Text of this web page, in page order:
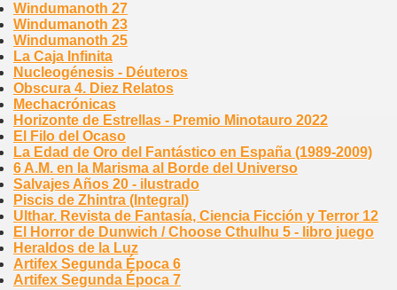
Windumanoth 27
Windumanoth 23
Windumanoth 25
La Caja Infinita
Nucleogénesis - Déuteros
Obscura 4. Diez Relatos
Mechacrónicas
Horizonte de Estrellas - Premio Minotauro 2022
El Filo del Ocaso
La Edad de Oro del Fantástico en España (1989-2009)
6 A.M. en la Marisma al Borde del Universo
Salvajes Años 20 - ilustrado
Piscis de Zhintra (Integral)
Ulthar. Revista de Fantasía, Ciencia Ficción y Terror 12
El Horror de Dunwich / Choose Cthulhu 5 - libro juego
Heraldos de la Luz
Artifex Segunda Época 6
Artifex Segunda Época 7